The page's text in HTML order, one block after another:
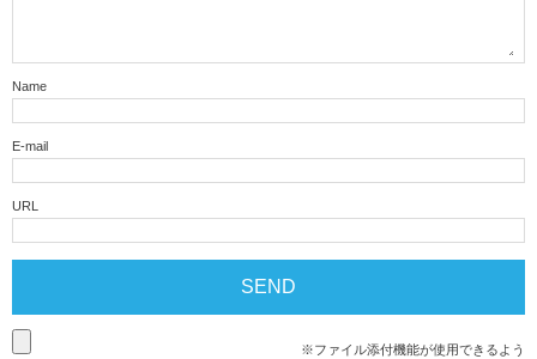
Name
E-mail
URL
※ファイル添付機能が使用できるよう